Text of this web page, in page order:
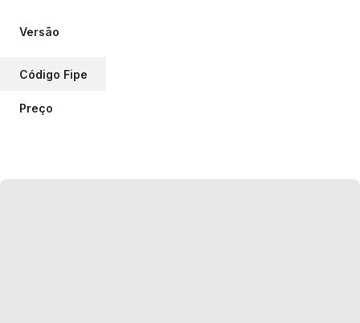
Versão
Código Fipe
Preço